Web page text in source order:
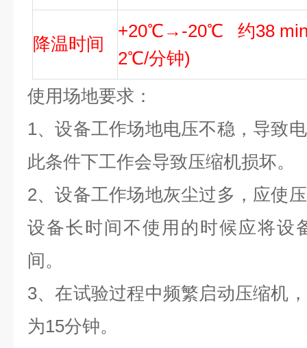
降温时间
+20℃→-20℃ 约38 min
2℃/分钟)
使用场地要求：
1、设备工作场地电压不稳，导致
此条件下工作会导致压缩机损坏。
2、设备工作场地灰尘过多，应使
设备长时间不使用的时候应将设
间。
3、在试验过程中频繁启动压缩机
为15分钟。